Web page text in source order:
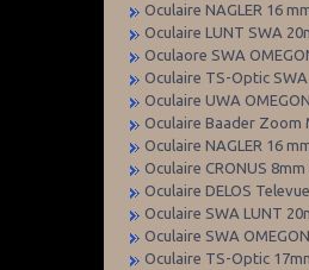
Oculaire NAGLER 16
Oculaire LUNT SWA
Oculaore SWA
Oculaire TS-Optic
Oculaire UWA
Oculaire Baader Zoom
Oculaire NAGLER 16
Oculaire CRONUS
Oculaire DELOS
Oculaire SWA LUNT
Oculaire SWA
Oculaire TS-Optic